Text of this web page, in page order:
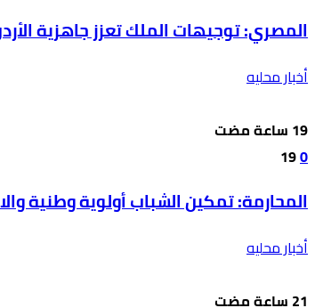
المصري: توجيهات الملك تعزز جاهزية
أخبار محليه
0
19
المحارمة: تمكين الشباب أولوية وطنية
أخبار محليه